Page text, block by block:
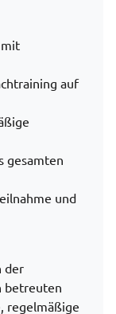
mit
auf
gesamten
und
der
betreuten
regelmäßige